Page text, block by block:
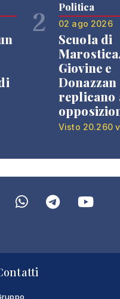
2 Politica
02 ago 2026
Scuola di
Giovine e
Donazzan
replicano
Visto 20.260